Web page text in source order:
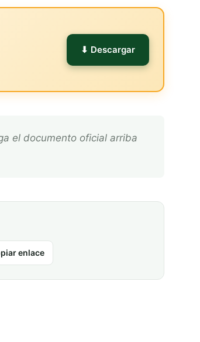
⬇ Descargar
enlace